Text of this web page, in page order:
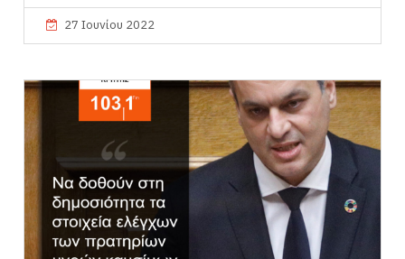
27 Ιουνίου 2022